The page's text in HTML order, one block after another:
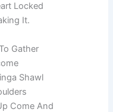
Locked
It.
Gather
Shawl
Come And